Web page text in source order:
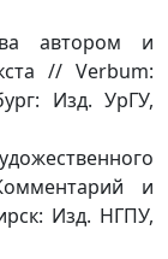
автором и
// Verbum:
Изд. УрГУ,
и
Изд. НГПУ,